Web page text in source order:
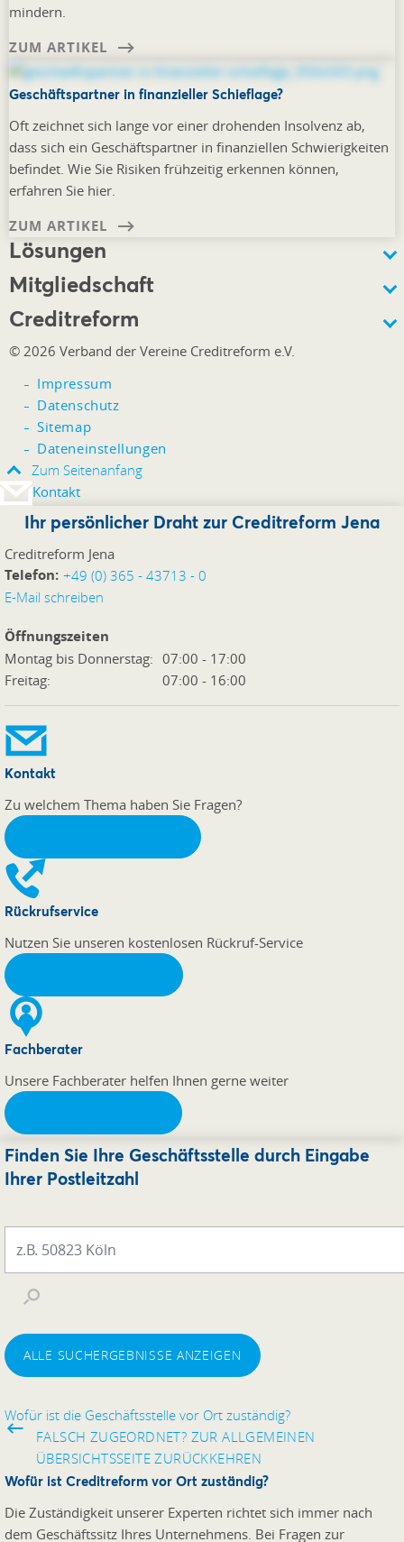
mindern.
ZUM ARTIKEL
Geschäftspartner in finanzieller Schieflage?
Oft zeichnet sich lange vor einer drohenden Insolvenz ab,
dass sich ein Geschäftspartner in finanziellen Schwierigkeiten
befindet. Wie Sie Risiken frühzeitig erkennen können,
erfahren Sie hier.
ZUM ARTIKEL
Lösungen
Mitgliedschaft
Creditreform
© 2026 Verband der Vereine Creditreform e.V.
Impressum
Datenschutz
Sitemap
Dateneinstellungen
Zum Seitenanfang
Kontakt
Ihr persönlicher Draht zur Creditreform Jena
Creditreform Jena
Telefon: +49 (0) 365 - 43713 - 0
E-Mail schreiben
Öffnungszeiten
Montag bis Donnerstag: 07:00 - 17:00
Freitag:
07:00 - 16:00
Kontakt
Zu welchem Thema haben Sie Fragen?
Rückrufservice
Nutzen Sie unseren kostenlosen Rückruf-Service
Fachberater
Unsere Fachberater helfen Ihnen gerne weiter
Finden Sie Ihre Geschäftsstelle durch Eingabe
Ihrer Postleitzahl
ALLE SUCHERGEBNISSE ANZEIGEN
Wofür ist die Geschäftsstelle vor Ort zuständig?
FALSCH ZUGEORDNET? ZUR ALLGEMEINEN
ÜBERSICHTSSEITE ZURÜCKKEHREN
Wofür ist Creditreform vor Ort zuständig?
Die Zuständigkeit unserer Experten richtet sich immer nach
dem Geschäftssitz Ihres Unternehmens. Bei Fragen zur